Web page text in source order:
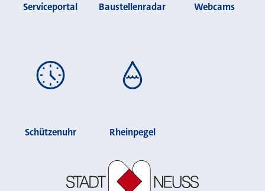
Serviceportal Baustellenradar Webcams
Schützenuhr Rheinpegel